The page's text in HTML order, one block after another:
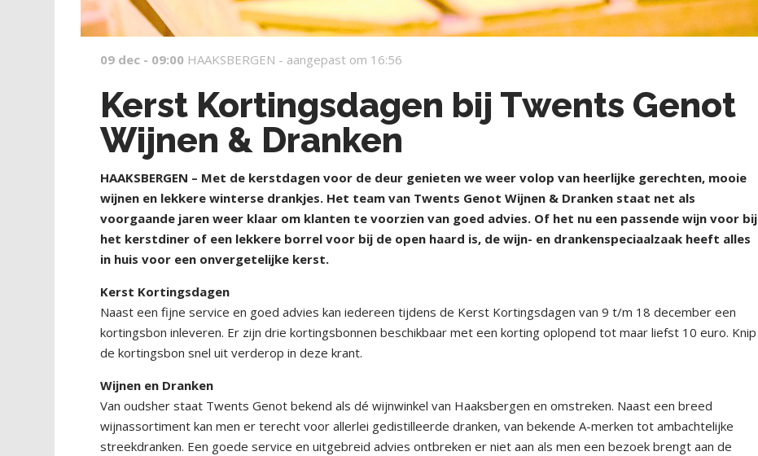
09 dec - 09:00 HAAKSBERGEN - aangepast om 16:56
Kerst Kortingsdagen bij Twents Genot
Wijnen & Dranken
HAAKSBERGEN – Met de kerstdagen voor de deur genieten we weer volop van heerlijke gerechten, mooie
wijnen en lekkere winterse drankjes. Het team van Twents Genot Wijnen & Dranken staat net als
voorgaande jaren weer klaar om klanten te voorzien van goed advies. Of het nu een passende wijn voor bij
het kerstdiner of een lekkere borrel voor bij de open haard is, de wijn- en drankenspeciaalzaak heeft alles
in huis voor een onvergetelijke kerst.
Kerst Kortingsdagen
Naast een fijne service en goed advies kan iedereen tijdens de Kerst Kortingsdagen van 9 t/m 18 december een
kortingsbon inleveren. Er zijn drie kortingsbonnen beschikbaar met een korting oplopend tot maar liefst 10 euro. Knip
de kortingsbon snel uit verderop in deze krant.
Wijnen en Dranken
Van oudsher staat Twents Genot bekend als dé wijnwinkel van Haaksbergen en omstreken. Naast een breed
wijnassortiment kan men er terecht voor allerlei gedistilleerde dranken, van bekende A-merken tot ambachtelijke
streekdranken. Een goede service en uitgebreid advies ontbreken er niet aan als men een bezoek brengt aan de